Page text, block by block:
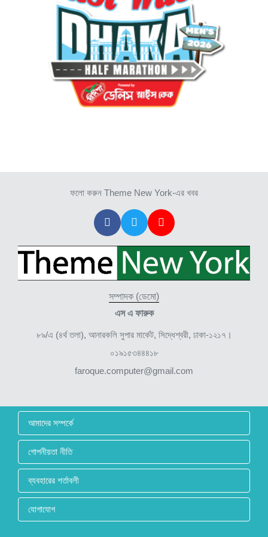
ফলো করুন Theme New York-এর খবর
সম্পাদক (ডেমো)
এস এ ফারুক
৮৯/এ (৪র্থ তলা), আনারকলি সুপার মার্কেট, সিদ্ধেশ্বরী, ঢাকা-১২১৭।
০১৯১৫৩৪৪৪১৮
faroque.computer@gmail.com
আমাদের সম্পর্কে
গোপনীয়তা নীতি
ব্যবহারের শর্তাবলী
যোগাযোগ